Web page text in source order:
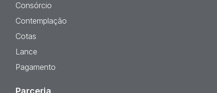
Consórcio
Contemplação
Cotas
Lance
Pagamento
Parceria